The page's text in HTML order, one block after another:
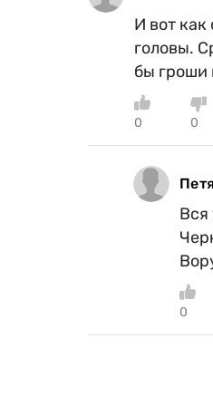
И вот
головы.
бы гроши
0 0
Вся
0